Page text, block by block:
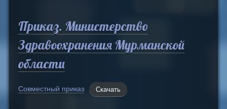
Приказ. Министерство
Здравоохранения Мурманской
области
Совместный приказ Скачать